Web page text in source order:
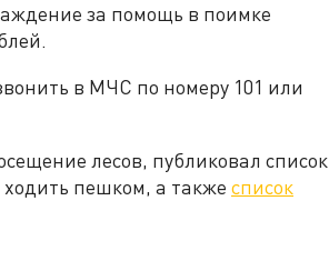
за помощь в поимке
в МЧС по номеру 101 или
лесов, публиковал список
ходить пешком, а также список